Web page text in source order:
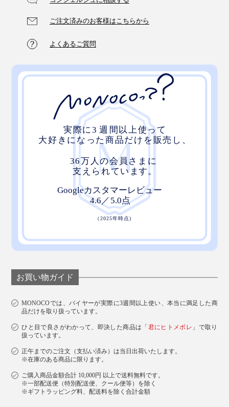
ダマスカス包丁や鋼包丁など、高品質な包丁をお使いの
方は、ぜひワンランク上の仕上げをどうぞ。
いい包丁であればあるほど、切れ味の滑らかさの違いを
ご注文済みのお客様はこちらから
よくあるご質問
お買い物ガイド
MONOCOでは、バイヤーが実際に3週間以上使い、本当に満足した商
品だけを取り扱っています。
ひと目で良さがわかって、即決した商品は「 君にヒトメボレ 」で取り
扱っています。
正午までのご注文（支払い済み）は当日出荷いたします。
※在庫のある商品に限ります。
ご購入商品金額合計 10,000円 以上で送料無料です。
※一部配送便（特別配送便、クール便等）を除く
※ギフトラッピング料、配送料を除く合計金額